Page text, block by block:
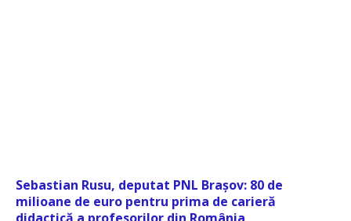
Sebastian Rusu, deputat PNL Brașov: 80 de
milioane de euro pentru prima de carieră